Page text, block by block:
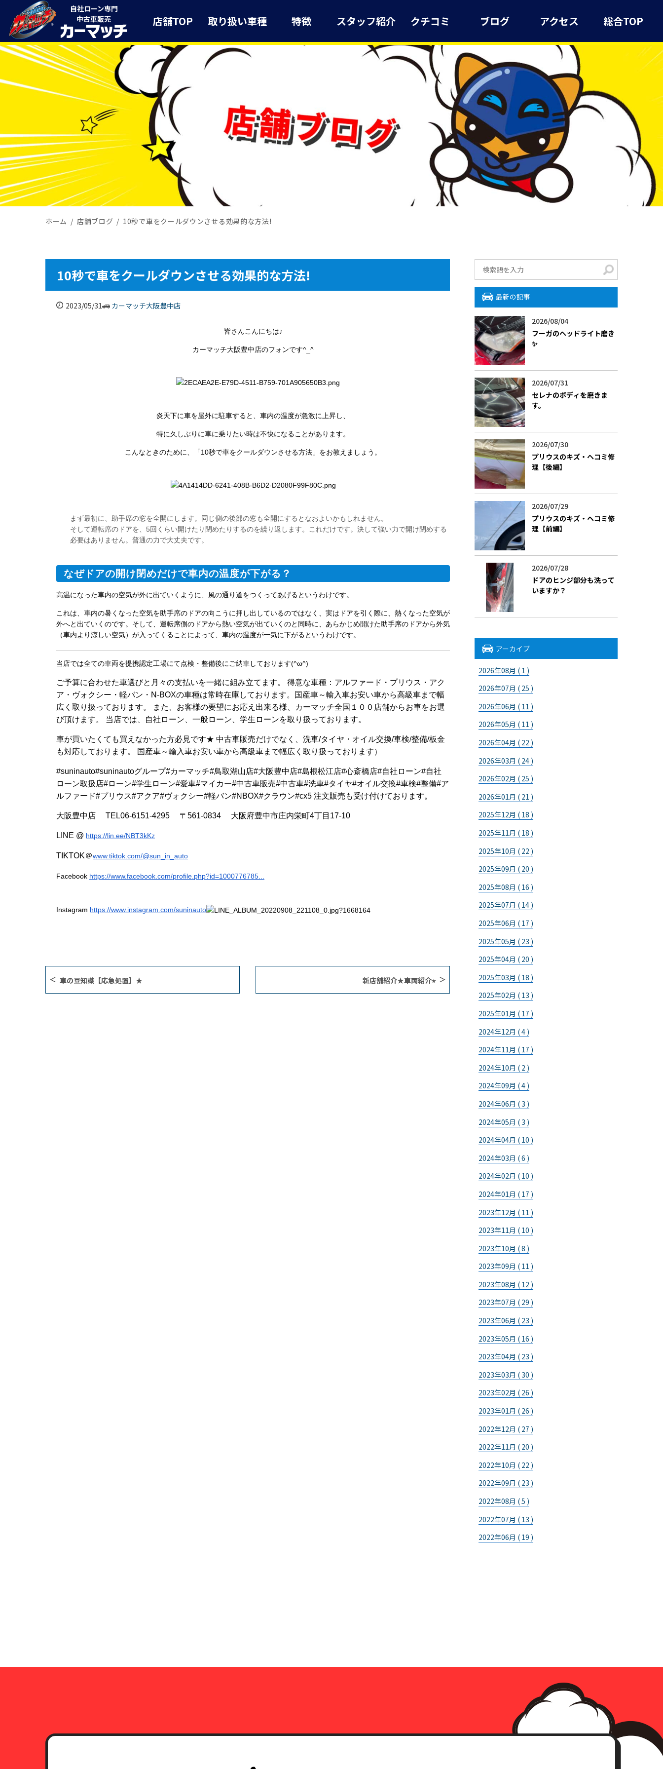
自社ローン専門
中古車販売
店舗TOP 取り扱い車種 特徴 スタッフ紹介 クチコミ ブログ アクセス 総合TOP
ホーム 店舗ブログ 10秒で車をクールダウンさせる効果的な方法!
10秒で車をクールダウンさせる効果的な方法!
2023/05/31 カーマッチ大阪豊中店
皆さんこんにちは♪
カーマッチ大阪豊中店のフォンです^_^
炎天下に車を屋外に駐車すると、車内の温度が急激に上昇し、
特に久しぶりに車に乗りたい時は不快になることがあります。
こんなときのために、「10秒で車をクールダウンさせる方法」をお教えましょう。
まず最初に、助手席の窓を全開にします。同じ側の後部の窓も全開にするとなおよいかもしれません。
そして運転席のドアを、5回くらい開けたり閉めたりするのを繰り返します。これだけです。決して強い力で開け閉めする
必要はありません。普通の力で大丈夫です。
なぜドアの開け閉めだけで車内の温度が下がる？
高温になった車内の空気が外に出ていくように、風の通り道をつくってあげるというわけです。
これは、車内の暑くなった空気を助手席のドアの向こうに押し出しているのではなく、実はドアを引く際に、熱くなった空気が
外へと出ていくのです。そして、運転席側のドアから熱い空気が出ていくのと同時に、あらかじめ開けた助手席のドアから外気
（車内より涼しい空気）が入ってくることによって、車内の温度が一気に下がるというわけです。
当店では全ての車両を提携認定工場にて点検・整備後にご納車しております(^ω^)
ご予算に合わせた車選びと月々の支払いを一緒に組み立てます。 得意な車種：アルファード・プリウス・アク
ア・ヴォクシー・軽バン・N-BOXの車種は常時在庫しております。国産車～輸入車お安い車から高級車まで幅
広く取り扱っております。 また、お客様の要望にお応え出来る様、カーマッチ全国１００店舗からお車をお選
び頂けます。 当店では、自社ローン、一般ローン、学生ローンを取り扱っております。
車が買いたくても買えなかった方必見です★ 中古車販売だけでなく、洗車/タイヤ・オイル交換/車検/整備/板金
も対応しております。 国産車～輸入車お安い車から高級車まで幅広く取り扱っております）
#suninauto#suninautoグループ#カーマッチ#鳥取湖山店#大阪豊中店#島根松江店#心斎橋店#自社ローン#自社
ローン取扱店#ローン#学生ローン#愛車#マイカー#中古車販売#中古車#洗車#タイヤ#オイル交換#車検#整備#ア
ルファード#プリウス#アクア#ヴォクシー#軽バン#NBOX#クラウン#cx5 注文販売も受け付けております。
大阪豊中店 TEL06-6151-4295 〒561-0834 大阪府豊中市庄内栄町4丁目17-10
LINE @ https://lin.ee/NBT3kKz
TIKTOK＠www.tiktok.com/@sun_in_auto
Facebook https://www.facebook.com/profile.php?id=1000776785...
Instagram https://www.instagram.com/suninauto
車の豆知識【応急処置】★ 新店舗紹介★車両紹介⭐︎
最新の記事
2026/08/04
フーガのヘッドライト磨き
✨
2026/07/31
セレナのボディを磨きま
す。
2026/07/30
プリウスのキズ・ヘコミ修
理【後編】
2026/07/29
プリウスのキズ・ヘコミ修
理【前編】
2026/07/28
ドアのヒンジ部分も洗って
いますか？
アーカイブ
2026年08月 ( 1 )
2026年07月 ( 25 )
2026年06月 ( 11 )
2026年05月 ( 11 )
2026年04月 ( 22 )
2026年03月 ( 24 )
2026年02月 ( 25 )
2026年01月 ( 21 )
2025年12月 ( 18 )
2025年11月 ( 18 )
2025年10月 ( 22 )
2025年09月 ( 20 )
2025年08月 ( 16 )
2025年07月 ( 14 )
2025年06月 ( 17 )
2025年05月 ( 23 )
2025年04月 ( 20 )
2025年03月 ( 18 )
2025年02月 ( 13 )
2025年01月 ( 17 )
2024年12月 ( 4 )
2024年11月 ( 17 )
2024年10月 ( 2 )
2024年09月 ( 4 )
2024年06月 ( 3 )
2024年05月 ( 3 )
2024年04月 ( 10 )
2024年03月 ( 6 )
2024年02月 ( 10 )
2024年01月 ( 17 )
2023年12月 ( 11 )
2023年11月 ( 10 )
2023年10月 ( 8 )
2023年09月 ( 11 )
2023年08月 ( 12 )
2023年07月 ( 29 )
2023年06月 ( 23 )
2023年05月 ( 16 )
2023年04月 ( 23 )
2023年03月 ( 30 )
2023年02月 ( 26 )
2023年01月 ( 26 )
2022年12月 ( 27 )
2022年11月 ( 20 )
2022年10月 ( 22 )
2022年09月 ( 23 )
2022年08月 ( 5 )
2022年07月 ( 13 )
2022年06月 ( 19 )